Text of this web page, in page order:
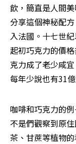
飲，簡直是人間
分享這個神秘配
入法國。十七世
起初巧克力的價
克力成了老少咸
每年少說也有31
咖啡和巧克力的
不是們觀察到原
茶、甘蔗等植物